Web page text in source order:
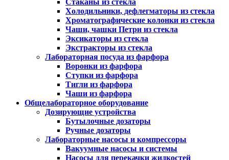
Стаканы из стекла
Холодильники, дефлегматоры из стекла
Хроматографические колонки из стекла
Чаши, чашки Петри из стекла
Эксикаторы из стекла
Экстракторы из стекла
Лабораторная посуда из фарфора
Воронки из фарфора
Ступки из фарфора
Тигли из фарфора
Чаши из фарфора
Общелабораторное оборудование
Дозирующие устройства
Бутылочные дозаторы
Ручные дозаторы
Лабораторные насосы и компрессоры
Вакуумные насосы и системы
Насосы для перекачки жидкостей